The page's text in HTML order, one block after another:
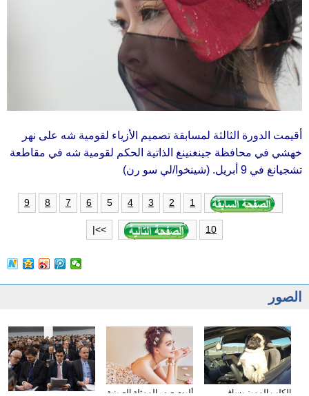
مؤتمر صحفى للخارجية
أقيمت الدورة الثالثة لمسابقة تصميم الأزياء لقومية شه على نهر
خهشي في محافظة جينغنينغ الذاتية الحكم لقومية شه في مقاطعة
تشجيانغ في 9 أبريل. (شينخوا/لي سو رن)
1
2
3
4
5
6
7
8
9
10
>>|
الصور
ألبوم صور الممثلة الصينية الكلب المميز يساق